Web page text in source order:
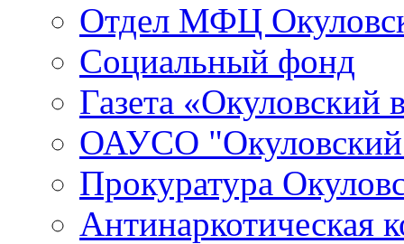
Отдел МФЦ
Социальный фонд
Газета «Окуловский
ОАУСО
Прокуратура
Антинаркотическая